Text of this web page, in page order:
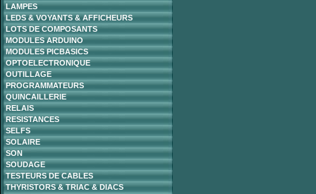
LAMPES
LEDS & VOYANTS & AFFICHEURS
LOTS DE COMPOSANTS
MODULES ARDUINO
MODULES PICBASICS
OPTOELECTRONIQUE
OUTILLAGE
PROGRAMMATEURS
QUINCAILLERIE
RELAIS
RESISTANCES
SELFS
SOLAIRE
SON
SOUDAGE
TESTEURS DE CABLES
THYRISTORS & TRIAC & DIACS